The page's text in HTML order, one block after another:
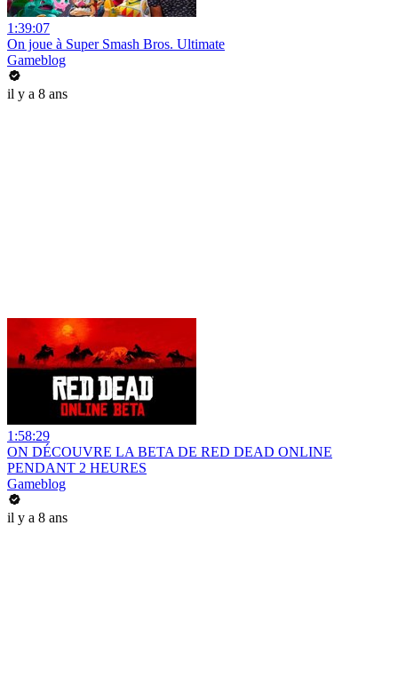
1:39:07
On joue à Super Smash Bros. Ultimate
Gameblog
il y a 8 ans
1:58:29
ON DÉCOUVRE LA BETA DE RED DEAD ONLINE
PENDANT 2 HEURES
Gameblog
il y a 8 ans